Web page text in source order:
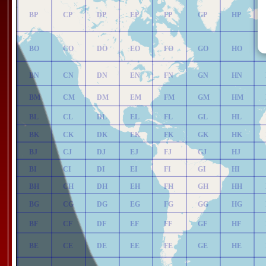
BE
BF
BG
BH
BI
BJ
BK
BL
BM
BN
BO
BP
CE
CF
CG
CH
CI
CJ
CK
CL
CM
CN
CO
CP
DE
DF
DG
DH
DI
DJ
DK
DL
DM
DN
DO
DP
EE
EF
EG
EH
EI
EJ
EK
EL
EM
EN
EO
EP
FE
FF
FG
FH
FI
FJ
FK
FL
FM
FN
FO
FP
GE
GF
GG
GH
GI
GJ
GK
GL
GM
GN
GO
GP
HE
HF
HG
HH
HI
HJ
HK
HL
HM
HN
HO
HP